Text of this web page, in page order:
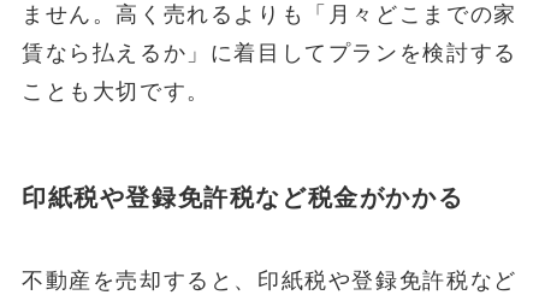
ません。高く売れるよりも「月々どこまでの家
賃なら払えるか」に着目してプランを検討する
ことも大切です。
印紙税や登録免許税など税金がかかる
不動産を売却すると、印紙税や登録免許税など